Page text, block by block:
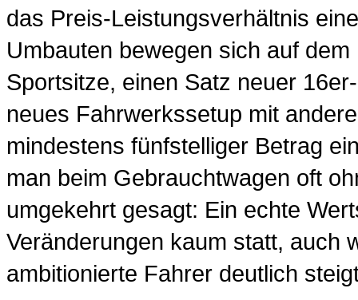
das Preis-Leistungsverhältnis
Umbauten bewegen sich auf
Sportsitze, einen Satz neuer
neues Fahrwerkssetup mit
mindestens fünfstelliger Betrag
man beim Gebrauchtwagen oft
umgekehrt gesagt: Ein echte
Veränderungen kaum statt, auch
ambitionierte Fahrer deutlich